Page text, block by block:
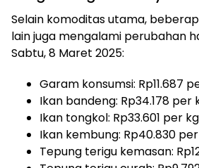
Selain komoditas utama,
lain juga mengalami perubahan
Sabtu, 8 Maret 2025:
Garam konsumsi: Rp11.687
Ikan bandeng: Rp34.178 per
Ikan tongkol: Rp33.601 per
Ikan kembung: Rp40.830
Tepung terigu kemasan: